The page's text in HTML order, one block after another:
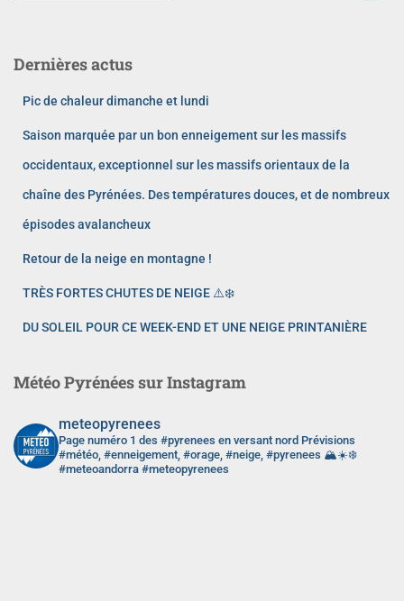
Dernières actus
Pic de chaleur dimanche et lundi
Saison marquée par un bon enneigement sur les massifs
occidentaux, exceptionnel sur les massifs orientaux de la
chaîne des Pyrénées. Des températures douces, et de nombreux
épisodes avalancheux
Retour de la neige en montagne !
TRÈS FORTES CHUTES DE NEIGE ⚠️❄️
DU SOLEIL POUR CE WEEK-END ET UNE NEIGE PRINTANIÈRE
Météo Pyrénées sur Instagram
meteopyrenees
Page numéro 1 des #pyrenees en versant nord Prévisions
#météo, #enneigement, #orage, #neige, #pyrenees 🏔️☀️❄️
#meteoandorra #meteopyrenees